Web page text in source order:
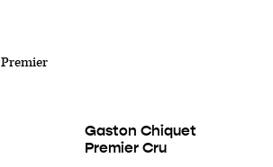
Gaston Chiquet
Premier Cru